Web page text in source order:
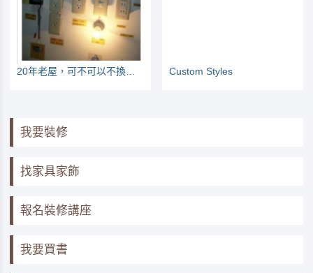
Custom Styles
我要裝修
找家具家飾
報名裝修講座
我要買書